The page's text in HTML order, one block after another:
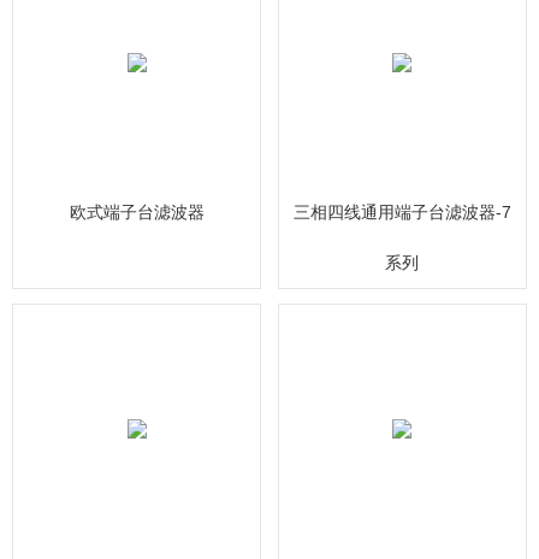
欧式端子台滤波器 三相四线通用端子台滤波器-7
系列